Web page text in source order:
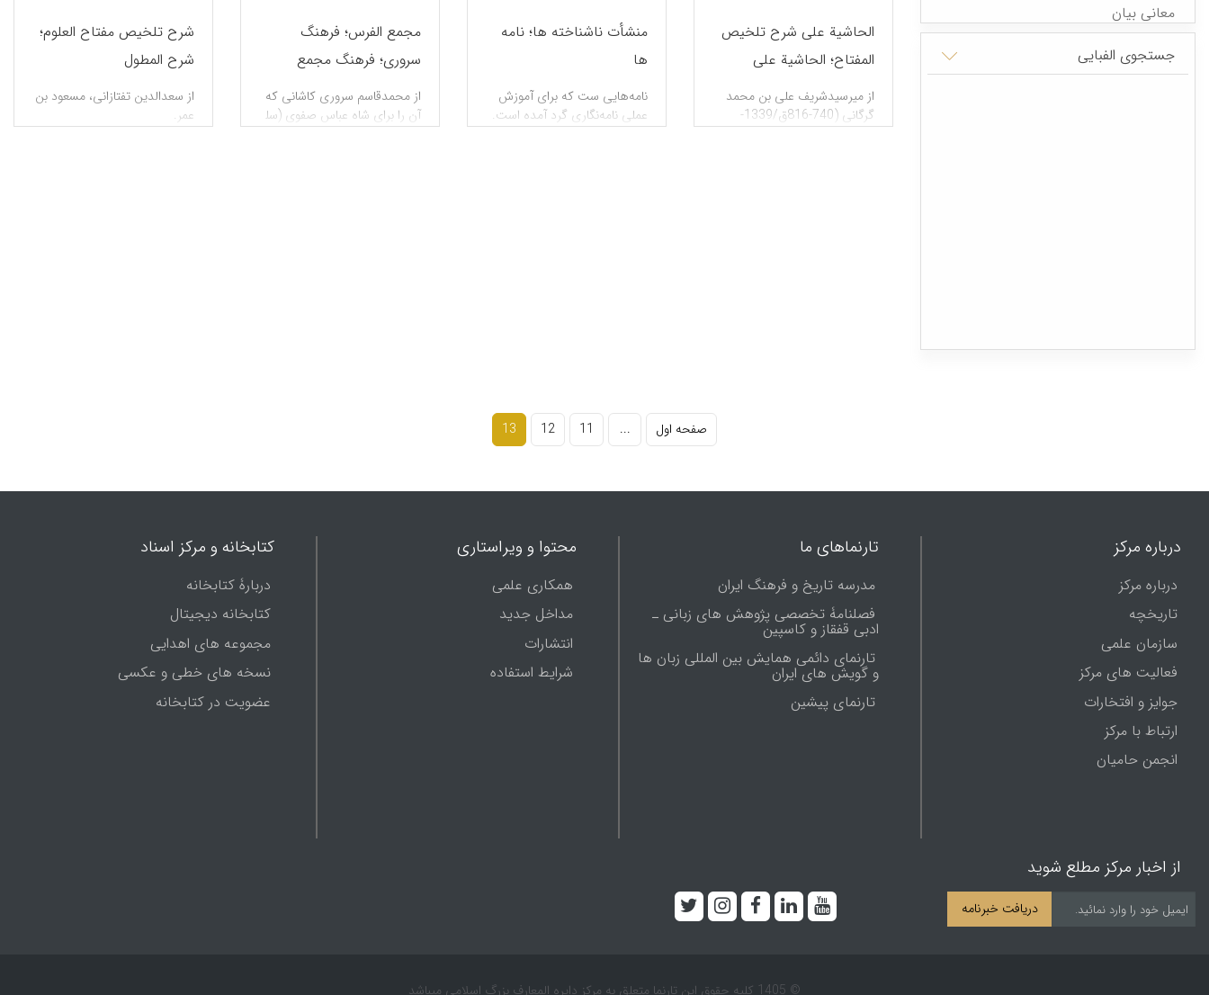
معانی بیان
فرهنگ نویسی
نامه نگاری
جستجوی الفبایی
الحاشیة علی شرح تلخیص
المفتاح؛ الحاشیة علی
المطول
از میرسیدشریف علی بن محمد
گرگانی (740-816ق/1339-
منشأت ناشناخته ها؛ نامه
ها
نامه‌هایی ست كه برای آموزش
عملی نامه‌نگاری گرد آمده است.
مجمع الفرس؛ فرهنگ
سروری؛ فرهنگ مجمع
الفرس
از محمدقاسم سروری کاشانی که
آن را برای شاه عباس صفوی (سل‍
شرح تلخیص مفتاح العلوم؛
شرح المطول
از سعدالدین تفتازانی، مسعود بن
عمر.
صفحه اول ...
11
12
13
درباره مرکز
درباره مرکز
تاریخچه
سازمان علمی
فعالیت های مرکز
جوایز و افتخارات
ارتباط با مرکز
انجمن حامیان
تارنماهای ما
مدرسه تاریخ و فرهنگ ایران
فصلنامۀ تخصصی پژوهش های زبانی ـ
ادبی قفقاز و کاسپین
تارنمای دائمی همایش بین المللی زبان ها
و گویش های ایران
تارنماى پيشين
محتوا و ویراستاری
همکاری علمی
مداخل جدید
انتشارات
شرایط استفاده
کتابخانه و مرکز اسناد
دربارۀ کتابخانه
کتابخانه دیجیتال
مجموعه های اهدایی
نسخه های خطی و عکسی
عضویت در کتابخانه
از اخبار مرکز مطلع شوید
دریافت خبرنامه
© 1405 کلیه حقوق این تارنما متعلق به مرکز دایره المعارف بزرگ اسلامی میباشد